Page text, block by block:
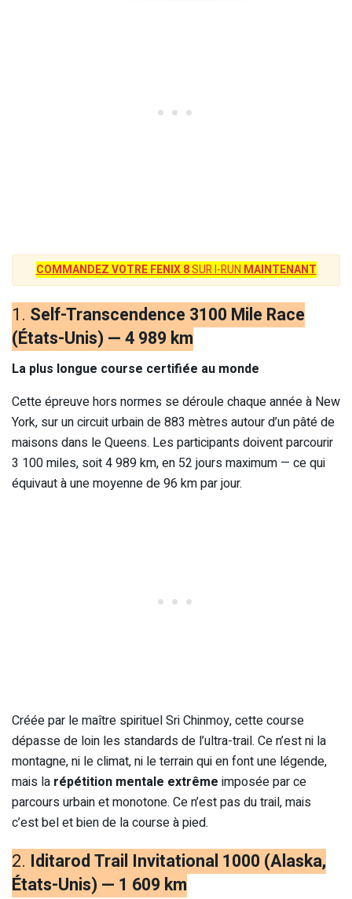
COMMANDEZ VOTRE FENIX 8SUR I-RUNMAINTENANT
1. Self-Transcendence 3100 Mile Race
(États-Unis) — 4 989 km
La plus longue course certifiée au monde
Cette épreuve hors normes se déroule chaque année à New
York, sur un circuit urbain de 883 mètres autour d’un pâté de
maisons dans le Queens. Les participants doivent parcourir
3 100 miles, soit 4 989 km, en 52 jours maximum — ce qui
équivaut à une moyenne de 96 km par jour.
Créée par le maître spirituel Sri Chinmoy, cette course
dépasse de loin les standards de l’ultra-trail. Ce n’est ni la
montagne, ni le climat, ni le terrain qui en font une légende,
mais la répétition mentale extrême imposée par ce
parcours urbain et monotone. Ce n’est pas du trail, mais
c’est bel et bien de la course à pied.
2. Iditarod Trail Invitational 1000 (Alaska,
États-Unis) — 1 609 km